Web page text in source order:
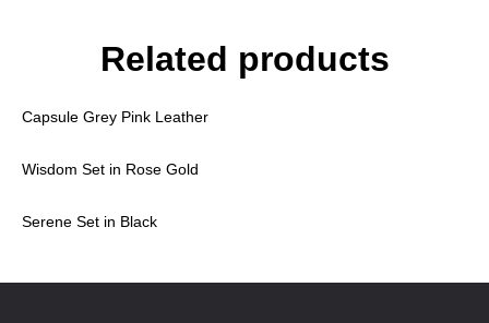
Related products
Capsule Grey Pink Leather
Wisdom Set in Rose Gold
Serene Set in Black